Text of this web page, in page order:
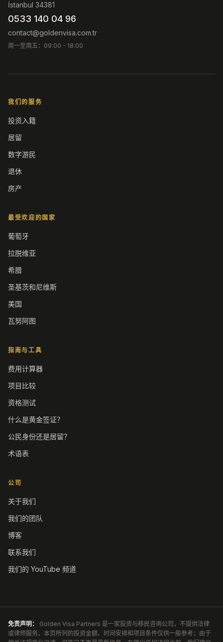
İstanbul 34381
0533 140 04 96
contact@goldenvisa.com.tr
周一至周五：09:00 - 18:00
我们的服务
投资入籍
居留
数字游民
退休
房产
最受欢迎的国家
葡萄牙
拉脱维亚
希腊
圣基茨和尼维斯
美国
瓦努阿图
指南与工具
费用计算器
项目比较
资格测试
什么是黄金签证？
公民身份还是居留？
术语表
公司
关于我们
我们的团队
博客
联系我们
我们的 YouTube 频道
免责声明：
Golden Visa Partners 是一家投资与移民咨询公司，不提供法律
或律师服务。本页所列的投资金额、时间安排和项目条件仅供一般参考；由于